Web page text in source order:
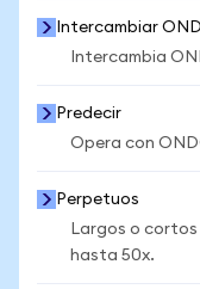
Intercambiar
Intercambia
Predecir
Opera con
Perpetuos
Largos o
hasta 50x.